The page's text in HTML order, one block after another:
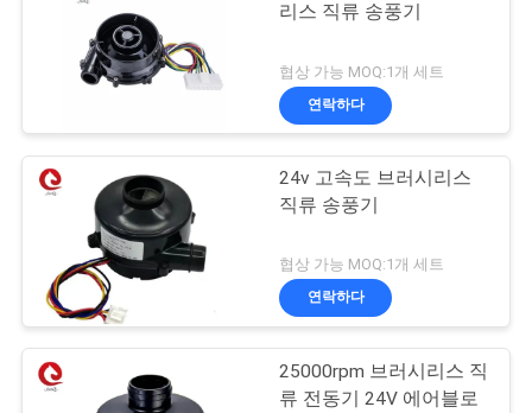
리스 직류 송풍기
협상 가능 MOQ:1개 세트
연락하다
24v 고속도 브러시리스
직류 송풍기
협상 가능 MOQ:1개 세트
연락하다
25000rpm 브러시리스 직
류 전동기 24V 에어블로